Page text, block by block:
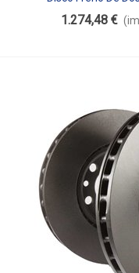
Flotante
1.274,48 €